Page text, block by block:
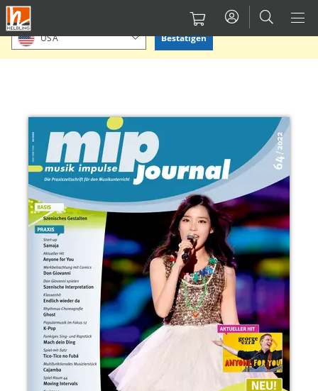
Direkt
zum
Inhalt
Bitte Standort bestätigen oder einen anderen auswählen.
USA Bestätigen